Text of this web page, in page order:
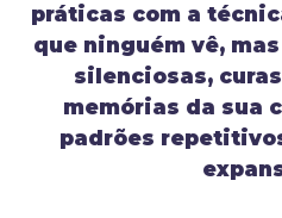
práticas com a
que ninguém vê,
silenciosas,
memórias da sua
padrões